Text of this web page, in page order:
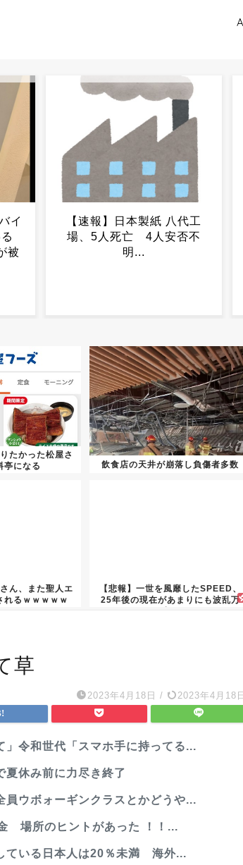
工
北海道さん、副首都に立候
補ｗｗｗｗｗｗｗｗｗ...
たかった松屋さ
亭になる
飲食店の天井が崩落し負傷者多数
ん、また聖人エ
れるｗｗｗｗｗ
【悲報】一世を風靡したSPEED、
25年後の現在があまりにも波乱万
草
2023年4月18日 / 2023年4月18日
」令和世代「スマホ手に持ってる...
夏休み前に力尽き終了
ウボォーギンクラスとかどうや...
場所のヒントがあった ！！...
ている日本人は20％未満 海外...